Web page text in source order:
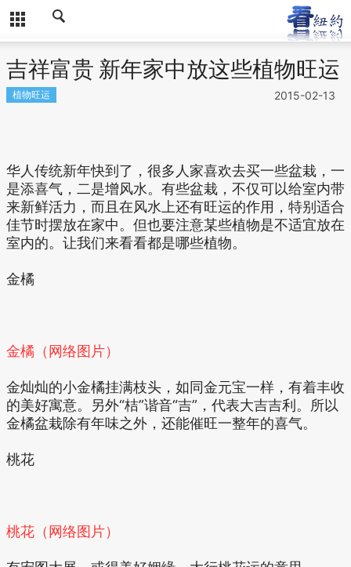
吉祥富贵 新年家中放这些植物旺运
2015-02-13
植物旺运
华人传统新年快到了，很多人家喜欢去买一些盆栽，一
是添喜气，二是增风水。有些盆栽，不仅可以给室内带
来新鲜活力，而且在风水上还有旺运的作用，特别适合
佳节时摆放在家中。但也要注意某些植物是不适宜放在
室内的。让我们来看看都是哪些植物。
金橘
金橘（网络图片）
金灿灿的小金橘挂满枝头，如同金元宝一样，有着丰收
的美好寓意。另外“桔”谐音“吉”，代表大吉吉利。所以
金橘盆栽除有年味之外，还能催旺一整年的喜气。
桃花
桃花（网络图片）